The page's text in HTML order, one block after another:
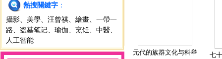
熱搜關鍵字 ：
攝影
美學 汪曾祺 繪畫
一帶一
路
盗墓笔记 瑜伽 烹饪 中醫
人工智能
元代的族群文化与科举 七